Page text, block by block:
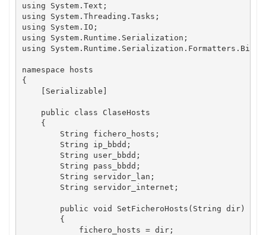
using System.Text;
using System.Threading.Tasks;
using System.IO;
using System.Runtime.Serialization;
using
namespace hosts
{
    [Serializable]
    public class ClaseHosts
    {
        String fichero_hosts;
        String ip_bbdd;
        String user_bbdd;
        String pass_bbdd;
        String servidor_lan;
        String servidor_internet;
        public void SetFicheroHosts(String dir)
        {
            fichero_hosts = dir;